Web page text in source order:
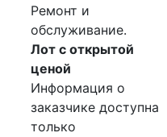
Ремонт и
обслуживание.
Лот с открытой
ценой
Информация о
заказчике доступна
только